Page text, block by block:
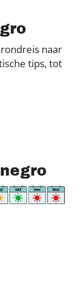
naar
tips, tot